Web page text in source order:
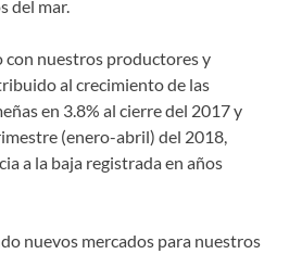
del mar.
nuestros productores y
al crecimiento de las
en 3.8% al cierre del 2017 y
(enero-abril) del 2018,
a la baja registrada en años
nuevos mercados para nuestros